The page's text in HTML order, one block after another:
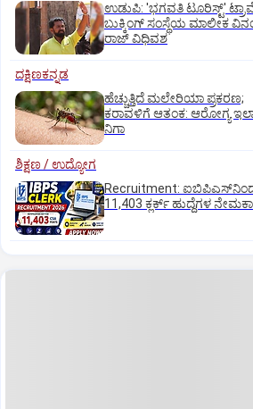
ಉಡುಪಿ: 'ಭಗವತಿ ಟೂರಿಸ್ಟ್'
ಬುಕ್ಕಿಂಗ್ ಸಂಸ್ಥೆಯ ಮಾಲೀಕ
ರಾಜ್ ವಿಧಿವಶ
ದಕ್ಷಿಣಕನ್ನಡ
ಹೆಚ್ಚುತ್ತಿದೆ ಮಲೇರಿಯಾ ಪ್ರಕರಣ;
ಕರಾವಳಿಗೆ ಆತಂಕ: ಆರೋಗ್ಯ
ನಿಗಾ
ಶಿಕ್ಷಣ / ಉದ್ಯೋಗ
Recruitment:
11,403 ಕ್ಲರ್ಕ್‌ ಹುದ್ದೆಗಳ